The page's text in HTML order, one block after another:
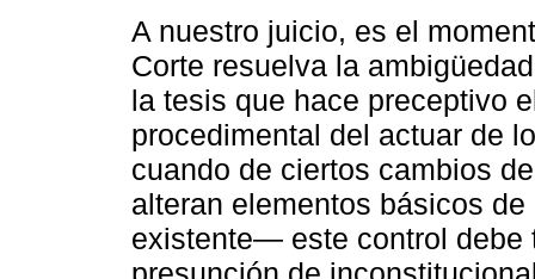
A nuestro juicio, es el
Corte resuelva la
la tesis que hace preceptivo
procedimental del actuar de
cuando de ciertos cambios
alteran elementos básicos
existente— este control debe